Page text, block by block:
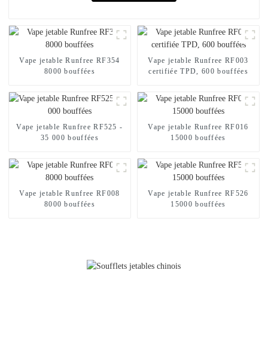
Vape jetable Runfree RF354
8000 bouffées
Vape jetable Runfree RF003
certifiée TPD, 600 bouffées
Vape jetable Runfree RF525 -
35 000 bouffées
Vape jetable Runfree RF016
15000 bouffées
Vape jetable Runfree RF008
8000 bouffées
Vape jetable Runfree RF526
15000 bouffées